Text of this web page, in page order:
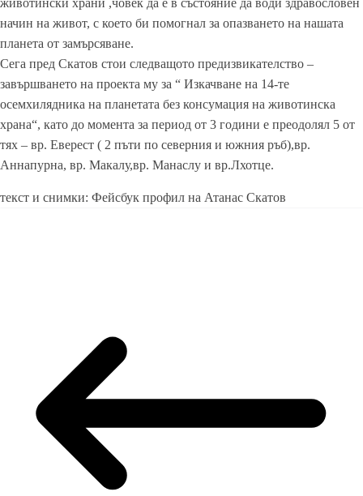
животински храни ,човек да е в състояние да води здравословен
начин на живот, с което би помогнал за опазването на нашата
планета от замърсяване.
Сега пред Скатов стои следващото предизвикателство –
завършването на проекта му за “ Изкачване на 14-те
осемхилядника на планетата без консумация на животинска
храна“, като до момента за период от 3 години е преодолял 5 от
тях – вр. Еверест ( 2 пъти по северния и южния ръб),вр.
Аннапурна, вр. Макалу,вр. Манаслу и вр.Лхотце.
текст и снимки: Фейсбук профил на Атанас Скатов